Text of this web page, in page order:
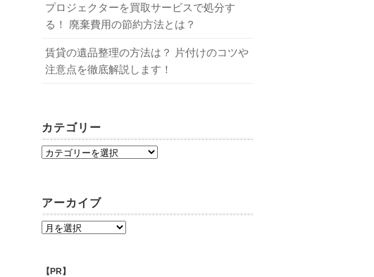
プロジェクターを買取サービスで処分す
る！ 廃棄費用の節約方法とは？
賃貸の遺品整理の方法は？ 片付けのコツや
注意点を徹底解説します！
カテゴリー
アーカイブ
【PR】